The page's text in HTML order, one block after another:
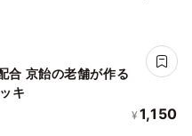
合 京飴の老舗が作る
キ
¥ 1,150